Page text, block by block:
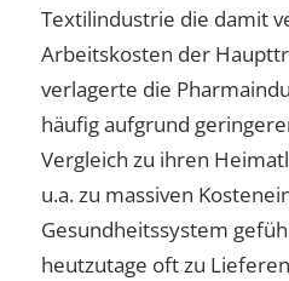
Textilindustrie die damit
Arbeitskosten der
verlagerte die
häufig aufgrund
Vergleich zu ihren
u.a. zu massiven
Gesundheitssystem
heutzutage oft zu